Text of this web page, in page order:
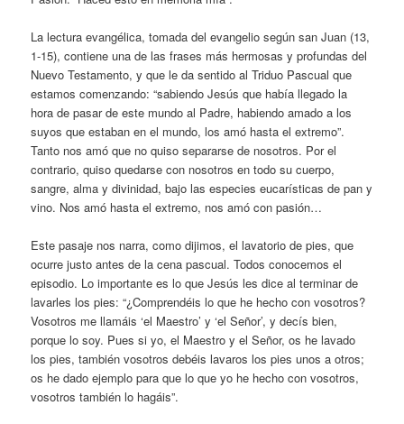
La lectura evangélica, tomada del evangelio según san Juan (13,
1-15), contiene una de las frases más hermosas y profundas del
Nuevo Testamento, y que le da sentido al Triduo Pascual que
estamos comenzando: “sabiendo Jesús que había llegado la
hora de pasar de este mundo al Padre, habiendo amado a los
suyos que estaban en el mundo, los amó hasta el extremo”.
Tanto nos amó que no quiso separarse de nosotros. Por el
contrario, quiso quedarse con nosotros en todo su cuerpo,
sangre, alma y divinidad, bajo las especies eucarísticas de pan y
vino. Nos amó hasta el extremo, nos amó con pasión…
Este pasaje nos narra, como dijimos, el lavatorio de pies, que
ocurre justo antes de la cena pascual. Todos conocemos el
episodio. Lo importante es lo que Jesús les dice al terminar de
lavarles los pies: “¿Comprendéis lo que he hecho con vosotros?
Vosotros me llamáis ‘el Maestro’ y ‘el Señor’, y decís bien,
porque lo soy. Pues si yo, el Maestro y el Señor, os he lavado
los pies, también vosotros debéis lavaros los pies unos a otros;
os he dado ejemplo para que lo que yo he hecho con vosotros,
vosotros también lo hagáis”.